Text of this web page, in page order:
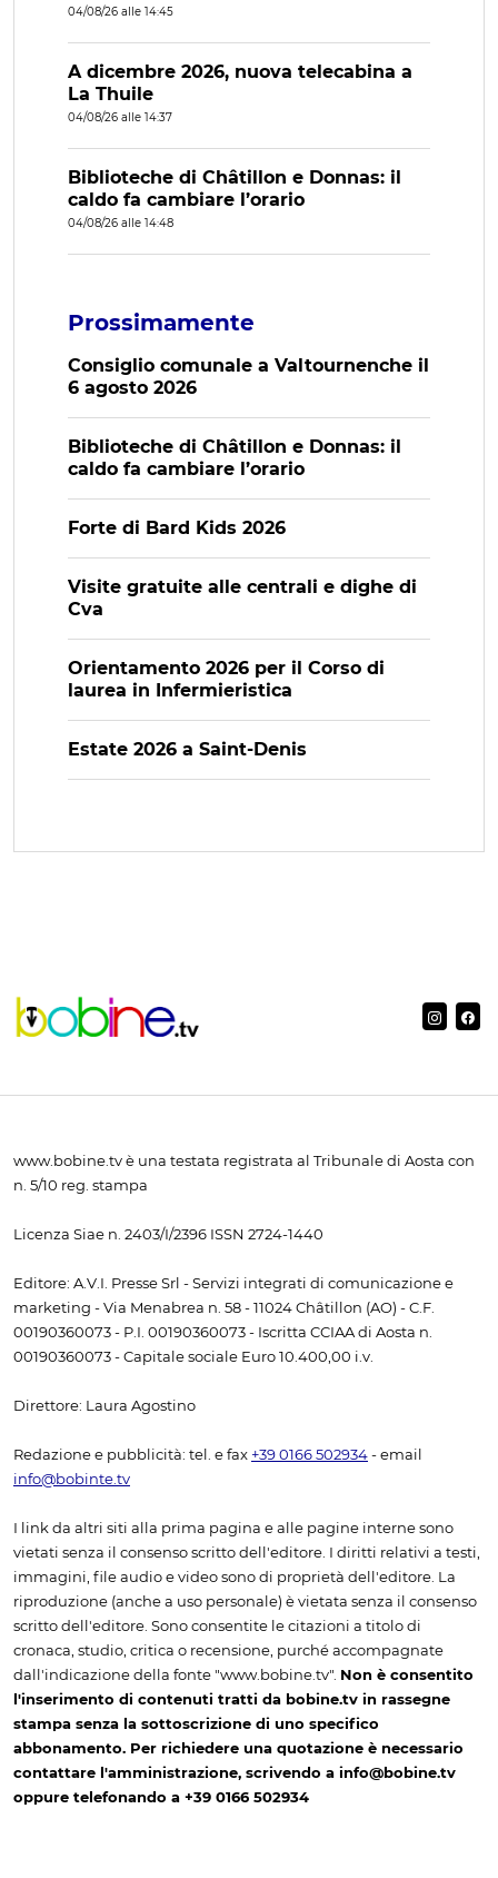
04/08/26 alle 14:45
A dicembre 2026, nuova telecabina a
La Thuile
04/08/26 alle 14:37
Biblioteche di Châtillon e Donnas: il
caldo fa cambiare l’orario
04/08/26 alle 14:48
Prossimamente
Consiglio comunale a Valtournenche il
6 agosto 2026
Biblioteche di Châtillon e Donnas: il
caldo fa cambiare l’orario
Forte di Bard Kids 2026
Visite gratuite alle centrali e dighe di
Cva
Orientamento 2026 per il Corso di
laurea in Infermieristica
Estate 2026 a Saint-Denis
www.bobine.tv è una testata registrata al Tribunale di Aosta con
n. 5/10 reg. stampa
Licenza Siae n. 2403/I/2396 ISSN 2724-1440
Editore: A.V.I. Presse Srl - Servizi integrati di comunicazione e
marketing - Via Menabrea n. 58 - 11024 Châtillon (AO) - C.F.
00190360073 - P.I. 00190360073 - Iscritta CCIAA di Aosta n.
00190360073 - Capitale sociale Euro 10.400,00 i.v.
Direttore: Laura Agostino
Redazione e pubblicità: tel. e fax +39 0166 502934 - email
info@bobinte.tv
I link da altri siti alla prima pagina e alle pagine interne sono
vietati senza il consenso scritto dell'editore. I diritti relativi a testi,
immagini, file audio e video sono di proprietà dell'editore. La
riproduzione (anche a uso personale) è vietata senza il consenso
scritto dell'editore. Sono consentite le citazioni a titolo di
cronaca, studio, critica o recensione, purché accompagnate
dall'indicazione della fonte "www.bobine.tv". Non è consentito
l'inserimento di contenuti tratti da bobine.tv in rassegne
stampa senza la sottoscrizione di uno specifico
abbonamento. Per richiedere una quotazione è necessario
contattare l'amministrazione, scrivendo a info@bobine.tv
oppure telefonando a +39 0166 502934